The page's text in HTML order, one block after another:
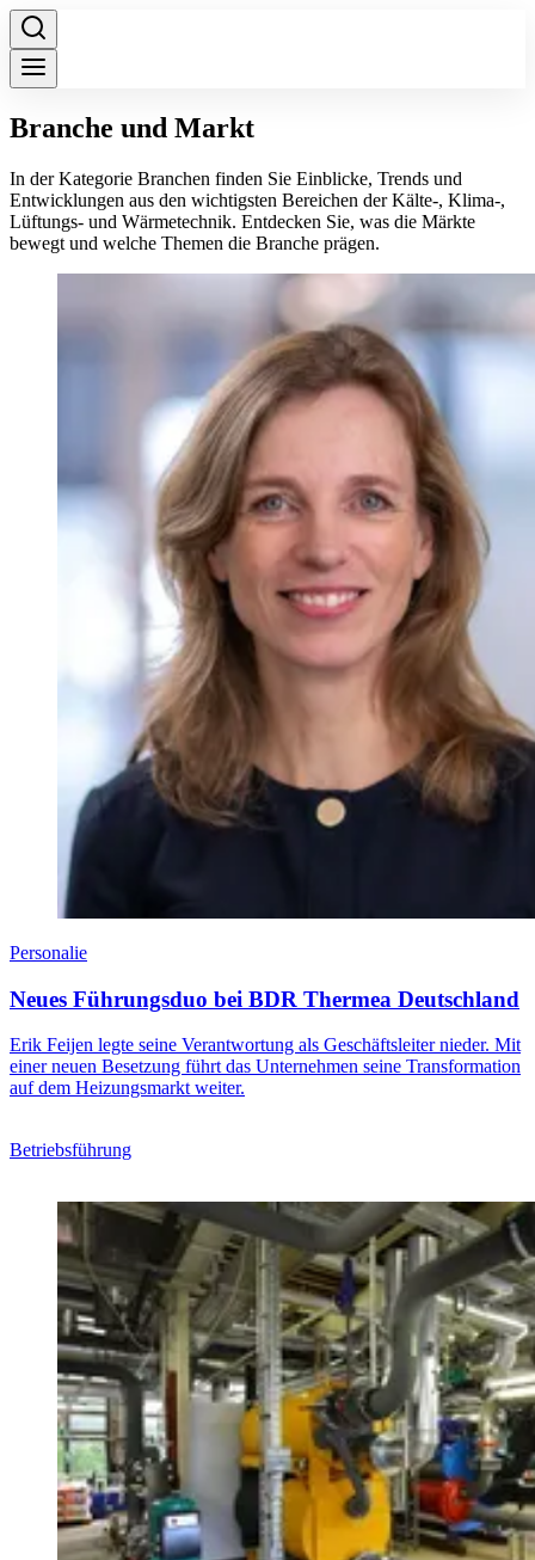
Branche und Markt
In der Kategorie Branchen finden Sie Einblicke, Trends und
Entwicklungen aus den wichtigsten Bereichen der Kälte-, Klima-,
Lüftungs- und Wärmetechnik. Entdecken Sie, was die Märkte
bewegt und welche Themen die Branche prägen.
Personalie
Neues Führungsduo bei BDR Thermea Deutschland
Erik Feijen legte seine Verantwortung als Geschäftsleiter nieder. Mit
einer neuen Besetzung führt das Unternehmen seine Transformation
auf dem Heizungsmarkt weiter.
Betriebsführung